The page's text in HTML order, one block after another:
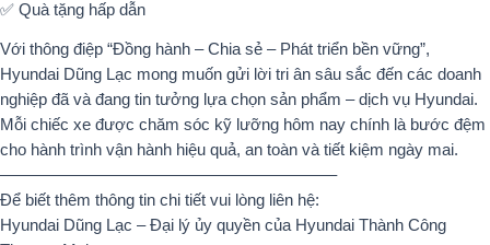
✅ Quà tặng hấp dẫn
Với thông điệp “Đồng hành – Chia sẻ – Phát triển bền vững”,
Hyundai Dũng Lạc mong muốn gửi lời tri ân sâu sắc đến các doanh
nghiệp đã và đang tin tưởng lựa chọn sản phẩm – dịch vụ Hyundai.
Mỗi chiếc xe được chăm sóc kỹ lưỡng hôm nay chính là bước đệm
cho hành trình vận hành hiệu quả, an toàn và tiết kiệm ngày mai.
————————————————————–
Để biết thêm thông tin chi tiết vui lòng liên hệ:
Hyundai Dũng Lạc – Đại lý ủy quyền của Hyundai Thành Công